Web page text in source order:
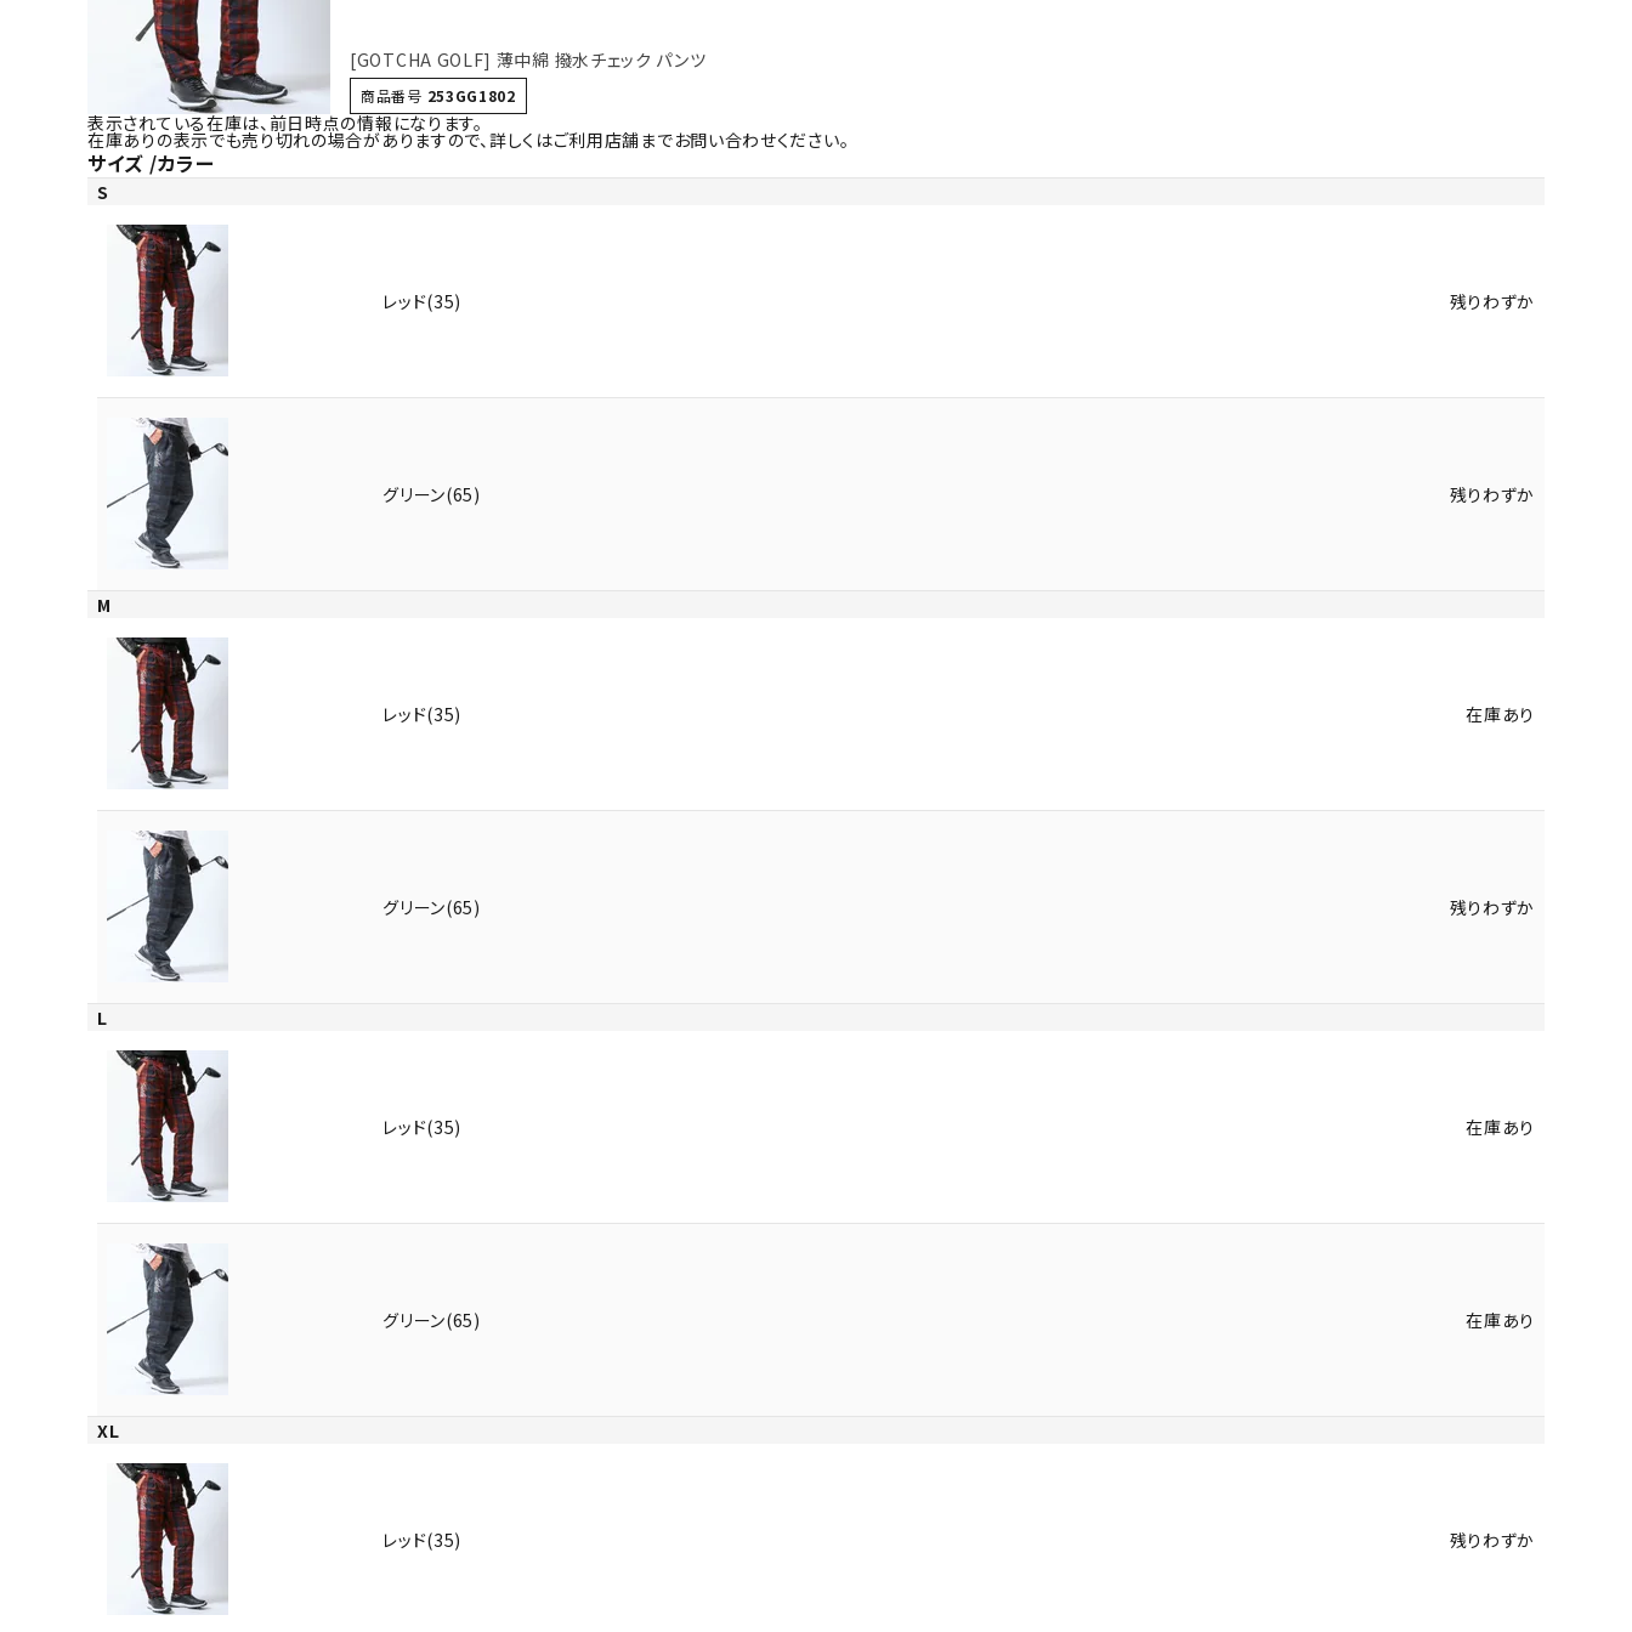
[GOTCHA GOLF] 薄中綿 撥水チェック パンツ
商品番号 253GG1802
表示されている在庫は、前日時点の情報になります。
在庫ありの表示でも売り切れの場合がありますので、詳しくはご利用店舗までお問い合わせください。
サイズ カラー
S
レッド(35) 残りわずか
グリーン(65) 残りわずか
M
レッド(35) 在庫あり
グリーン(65) 残りわずか
L
レッド(35) 在庫あり
グリーン(65) 在庫あり
XL
レッド(35) 残りわずか